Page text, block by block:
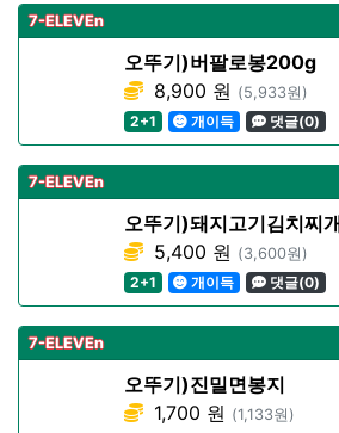
7-ELEVEn
오뚜기)버팔로봉200g
8,900 원 (5,933원)
2+1
개이득 댓글(0)
7-ELEVEn
오뚜기)돼지고기김치찌
5,400 원 (3,600원)
2+1
개이득 댓글(0)
7-ELEVEn
오뚜기)진밀면봉지
1,700 원 (1,133원)